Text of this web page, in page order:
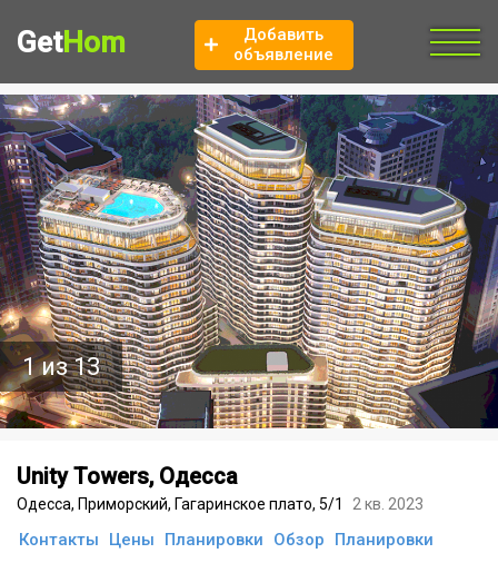
GetHom
Добавить
объявление
1 из 13
Unity Towers, Одесса
Одесса, Приморский, Гагаринское плато, 5/1 2 кв. 2023
Кoнтакты Цены Планировки Обзор Планировки